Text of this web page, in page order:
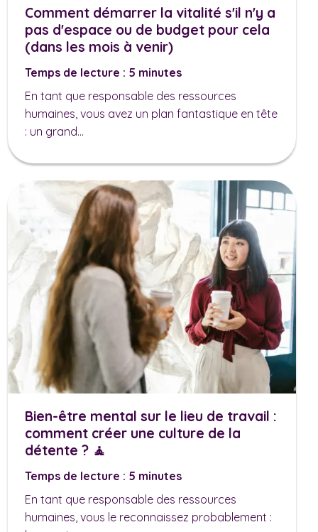
Comment démarrer la vitalité s'il n'y a
pas d'espace ou de budget pour cela
(dans les mois à venir)
Temps de lecture : 5 minutes
En tant que responsable des ressources
humaines, vous avez un plan fantastique en tête
: un grand...
Bien-être mental sur le lieu de travail :
comment créer une culture de la
détente ? 🧘
Temps de lecture : 5 minutes
En tant que responsable des ressources
humaines, vous le reconnaissez probablement :